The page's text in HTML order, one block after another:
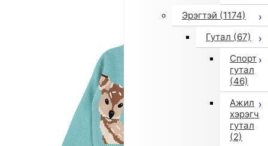
Эрэгтэй (1174)
Гутал (67)
Спорт
гутал
(46)
Ажил
хэрэгч
гутал
(2)